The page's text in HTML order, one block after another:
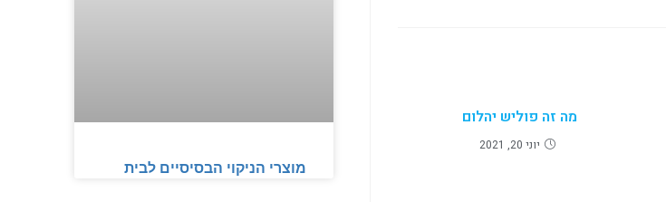
מה זה פוליש יהלום
יוני 20, 2021
מוצרי הניקוי הבסיסיים לבית